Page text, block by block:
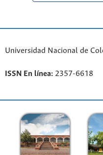
Universidad Nacional de
ISSN En línea: 2357-6618